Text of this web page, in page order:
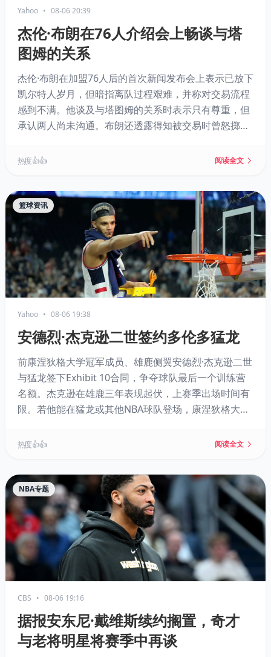
Yahoo • 08-06 20:39
杰伦·布朗在76人介绍会上畅谈与塔
图姆的关系
杰伦·布朗在加盟76人后的首次新闻发布会上表示已放下
凯尔特人岁月，但暗指离队过程艰难，并称对交易流程
感到不满。他谈及与塔图姆的关系时表示只有尊重，但
承认两人尚未沟通。布朗还透露得知被交易时曾怒掷手
发布会，强调扎根公益。
热度 👍👍 阅读全文
篮球资讯
Yahoo • 08-06 19:38
安德烈·杰克逊二世签约多伦多猛龙
前康涅狄格大学冠军成员、雄鹿侧翼安德烈·杰克逊二世
与猛龙签下Exhibit 10合同，争夺球队最后一个训练营
名额。杰克逊在雄鹿三年表现起伏，上赛季出场时间有
限。若他能在猛龙或其他NBA球队登场，康涅狄格大学
录。
热度 👍👍 阅读全文
NBA专题
CBS • 08-06 19:16
据报安东尼·戴维斯续约搁置，奇才
与老将明星将赛季中再谈